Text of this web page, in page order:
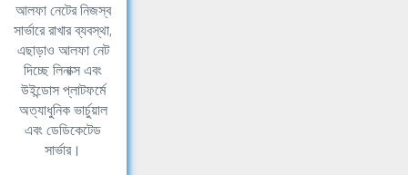
আলফা নেটের নিজস্ব
সার্ভারে রাখার ব্যবস্থা,
এছাড়াও আলফা নেট
দিচ্ছে লিনাক্স এবং
উইন্ডোস প্লাটফর্মে
অত্যাধুনিক ভার্চুয়াল
এবং ডেডিকেটেড
সার্ভার।